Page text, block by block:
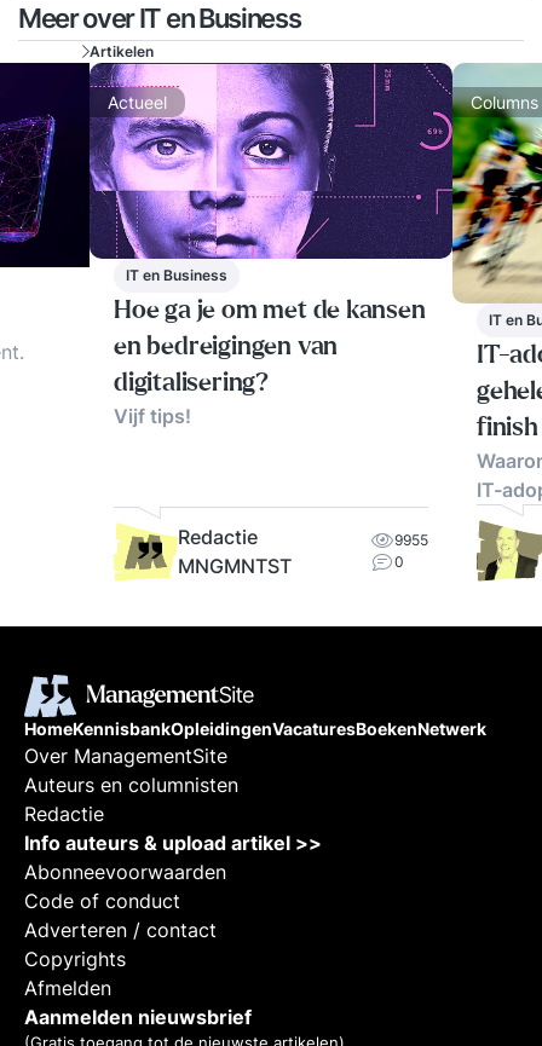
Meer over IT en Business
Artikelen
Actueel
IT en Business
Hoe ga je om met de kansen
en bedreigingen van
digitalisering?
Vijf tips!
Redactie
MNGMNTST
9955
0
Columns
IT en
IT-
finish
IT-
HomeKennisbankOpleidingenVacaturesBoekenNetwerk
Over ManagementSite
Auteurs en columnisten
Redactie
Info auteurs & upload artikel >>
Abonneevoorwaarden
Code of conduct
Adverteren / contact
Copyrights
Afmelden
Aanmelden nieuwsbrief